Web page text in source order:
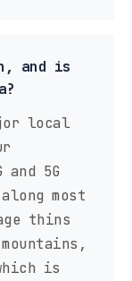
and is
local
5G
most
thins
is